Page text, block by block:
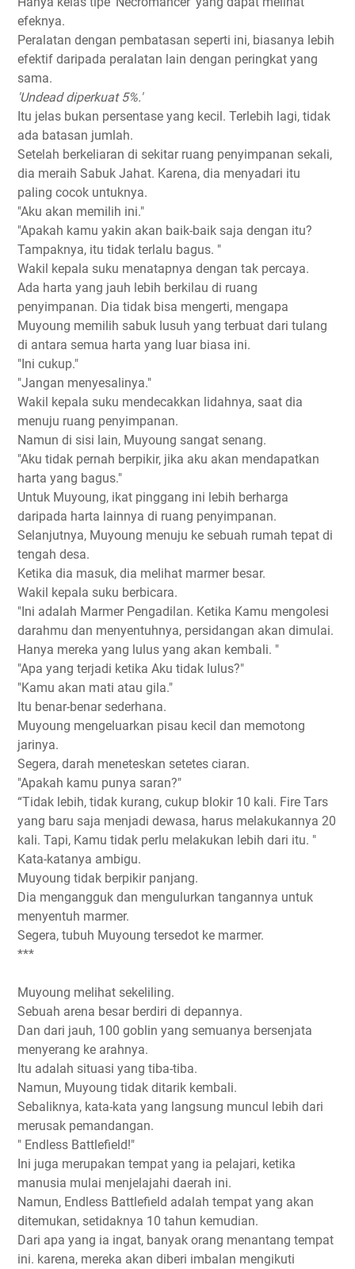
efeknya.
Peralatan dengan pembatasan seperti ini, biasanya lebih
efektif daripada peralatan lain dengan peringkat yang
sama.
'Undead diperkuat 5%.'
Itu jelas bukan persentase yang kecil. Terlebih lagi, tidak
ada batasan jumlah.
Setelah berkeliaran di sekitar ruang penyimpanan sekali,
dia meraih Sabuk Jahat. Karena, dia menyadari itu
paling cocok untuknya.
"Aku akan memilih ini."
"Apakah kamu yakin akan baik-baik saja dengan itu?
Tampaknya, itu tidak terlalu bagus. "
Wakil kepala suku menatapnya dengan tak percaya.
Ada harta yang jauh lebih berkilau di ruang
penyimpanan. Dia tidak bisa mengerti, mengapa
Muyoung memilih sabuk lusuh yang terbuat dari tulang
di antara semua harta yang luar biasa ini.
"Ini cukup."
"Jangan menyesalinya."
Wakil kepala suku mendecakkan lidahnya, saat dia
menuju ruang penyimpanan.
Namun di sisi lain, Muyoung sangat senang.
"Aku tidak pernah berpikir, jika aku akan mendapatkan
harta yang bagus."
Untuk Muyoung, ikat pinggang ini lebih berharga
daripada harta lainnya di ruang penyimpanan.
Selanjutnya, Muyoung menuju ke sebuah rumah tepat di
tengah desa.
Ketika dia masuk, dia melihat marmer besar.
Wakil kepala suku berbicara.
"Ini adalah Marmer Pengadilan. Ketika Kamu mengolesi
darahmu dan menyentuhnya, persidangan akan dimulai.
Hanya mereka yang lulus yang akan kembali. "
"Apa yang terjadi ketika Aku tidak lulus?"
"Kamu akan mati atau gila."
Itu benar-benar sederhana.
Muyoung mengeluarkan pisau kecil dan memotong
jarinya.
Segera, darah meneteskan setetes ciaran.
"Apakah kamu punya saran?"
“Tidak lebih, tidak kurang, cukup blokir 10 kali. Fire Tars
yang baru saja menjadi dewasa, harus melakukannya 20
kali. Tapi, Kamu tidak perlu melakukan lebih dari itu. "
Kata-katanya ambigu.
Muyoung tidak berpikir panjang.
Dia mengangguk dan mengulurkan tangannya untuk
menyentuh marmer.
Segera, tubuh Muyoung tersedot ke marmer.
***
Muyoung melihat sekeliling.
Sebuah arena besar berdiri di depannya.
Dan dari jauh, 100 goblin yang semuanya bersenjata
menyerang ke arahnya.
Itu adalah situasi yang tiba-tiba.
Namun, Muyoung tidak ditarik kembali.
Sebaliknya, kata-kata yang langsung muncul lebih dari
merusak pemandangan.
" Endless Battlefield!"
Ini juga merupakan tempat yang ia pelajari, ketika
manusia mulai menjelajahi daerah ini.
Namun, Endless Battlefield adalah tempat yang akan
ditemukan, setidaknya 10 tahun kemudian.
Dari apa yang ia ingat, banyak orang menantang tempat
ini. karena, mereka akan diberi imbalan mengikuti